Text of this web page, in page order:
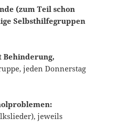
(zum Teil schon
Selbsthilfegruppen
Behinderung,
jeden Donnerstag
jeweils